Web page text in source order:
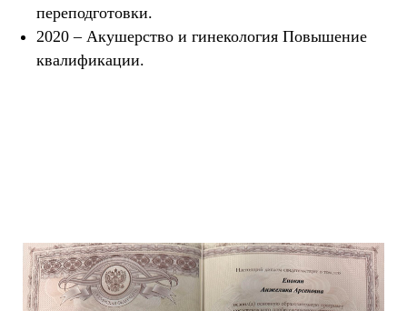
переподготовки.
2020 – Акушерство и гинекология Повышение
квалификации.